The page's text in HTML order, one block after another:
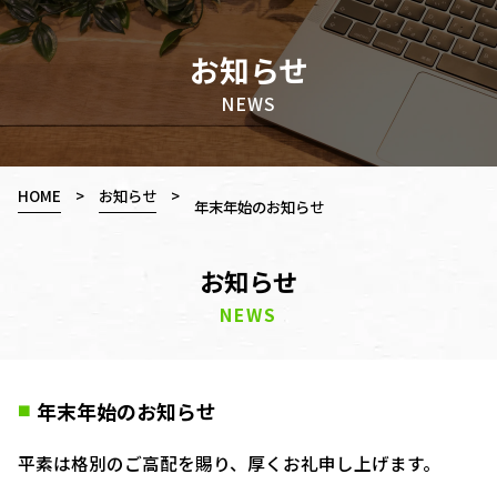
お知らせ
NEWS
HOME > お知らせ > 年末年始のお知らせ
お知らせ
NEWS
■ 年末年始のお知らせ
平素は格別のご高配を賜り、厚くお礼申し上げます。